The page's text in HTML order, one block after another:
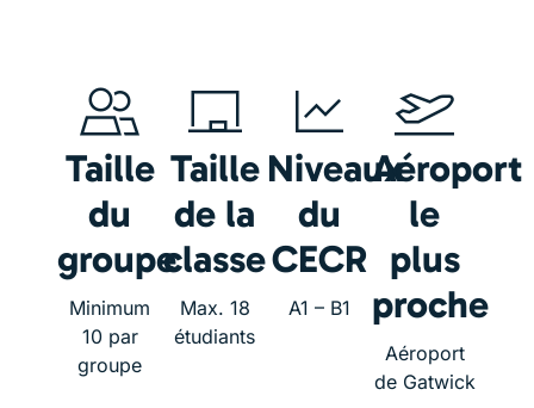
Taille
du
groupe
Minimum
10 par
groupe
Taille
de la
classe
Max. 18
étudiants
Niveaux
du
CECR
A1 – B1
Aéroport
le
plus
proche
Aéroport
de Gatwick